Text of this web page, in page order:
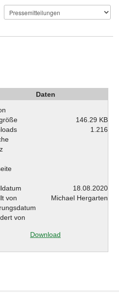
Daten
146.29 KB
1.216
18.08.2020
von
Michael Hergarten
von
Download